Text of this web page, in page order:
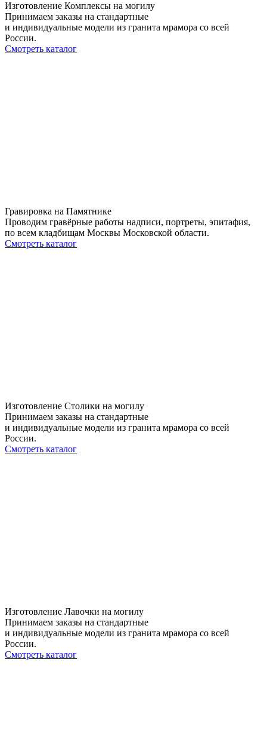
Изготовление Комплексы на могилу
Принимаем заказы на стандартные
и индивидуальные модели из гранита мрамора со всей
России.
Смотреть каталог
Гравировка на Памятнике
Проводим гравёрные работы надписи, портреты, эпитафия,
по всем кладбищам Москвы Московской области.
Смотреть каталог
Изготовление Столики на могилу
Принимаем заказы на стандартные
и индивидуальные модели из гранита мрамора со всей
России.
Смотреть каталог
Изготовление Лавочки на могилу
Принимаем заказы на стандартные
и индивидуальные модели из гранита мрамора со всей
России.
Смотреть каталог